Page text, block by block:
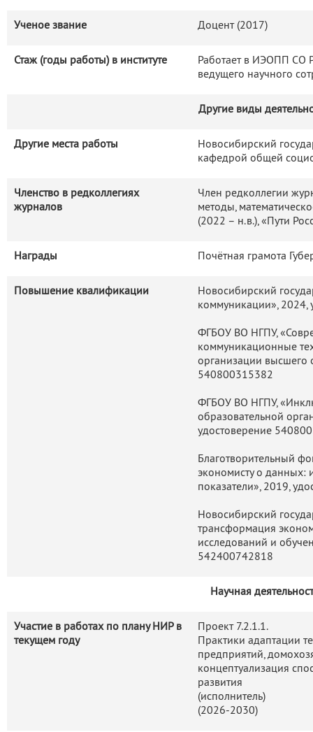
активами: самыми
домохозяйствами без
70% частных домохозяйств.
домохозяйств по
стоимости занимаемого
домохозяйств. С конца
вклад в неравенство
помимо стоимости
Определены
жилищного
индивидуализации, а
статусных различий.
Выполнены оценки
показателей
Продемонстрировано
которых
находится в более
обл. Внутригрупповые
макрорегиональных
показателям
Западной Сибири, скорее,
мобильность населения
Автор более 120
участвовала в научных
РНФ, Министерства науки
Ученое звание Доцент (2017)
Стаж (годы работы) в институте
Работает в ИЭОПП СО
ведущего научного
Другие виды
Другие места работы
Новосибирский
кафедрой общей
Членство в редколлегиях
журналов
Член редколлегии
методы,
(2022 – н.в.), «Пути
Награды Почётная грамота
Повышение квалификации
Новосибирский
коммуникации»,
ФГБОУ ВО НГПУ,
коммуникационные
организации высшего
540800315382
ФГБОУ ВО НГПУ,
образовательной
удостоверение
Благотворительный
экономисту о данных:
показатели», 2019,
Новосибирский
трансформация
исследований и
542400742818
Научная
Участие в работах по плану НИР в
текущем году
Проект 7.2.1.1.
Практики адаптации
предприятий,
концептуализация
развития
(исполнитель)
(2026-2030)